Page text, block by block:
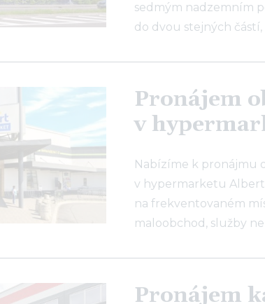
sedmým nadzemním
do dvou stejných
Pronájem
v
Nabízíme k pronájmu
v hypermarketu Albert
na frekventovaném
maloobchod, služby
Pronájem